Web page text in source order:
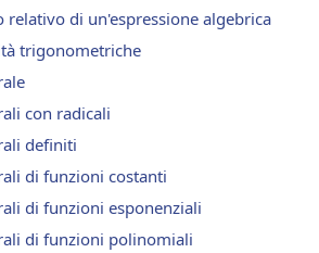
relativo di un'espressione algebrica
trigonometriche
con radicali
definiti
di funzioni costanti
di funzioni esponenziali
di funzioni polinomiali